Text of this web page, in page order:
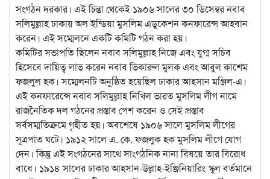
সংগঠন দরকার। এই চিন্তা থেকেই ১৯০৬ সালের ৩০ ডিসেম্বর নবাব
সলিমুল্লাহ ঢাকায় অল ইন্ডিয়া মুসলিম এডুকেশন কনফারেন্স আহবান
করেন। এই সম্মেলনে একটি কমিটি গঠন করা হয়।
কমিটির সভাপতি ছিলেন নবাব সলিমুল্লাহ নিজে এবং যুগ্ম সচিব
হিসেবে দায়িত্ব লাভ করেন নবাব ভিকারুল মুলক এবং আবুল কাশেম
ফজলুল হক। সম্মেলনটি অনুষ্ঠিত হয়েছিল ঢাকার আহসান মঞ্জিল-এ।
এই কনফারেন্সে নবাব সলিমুল্লাহ নিখিল ভারত মুসলিম লীগ নামে
রাজনৈতিক দল গঠনের প্রস্তাব পেশ করেন ও সেই প্রস্তাব
সর্বসম্মতিক্রমে গৃহীত হয়। অবশেষে ১৯০৬ সালে মুসলিম লীগের
সূত্রপাত ঘটে। ১৯১২ সালে এ. কে. ফজলুক হক মুসলিম লীগে যোগ
দেন। কিন্তু এই সংগঠনের সাথে সাংগঠনিক নানা বিষয়ে তার বিরোধ
বাধে। ১৯১৪ সালের ঢাকার আহসান-উল্লাহ-ইঞ্জিনিয়ারিং স্কুল বর্তমানে